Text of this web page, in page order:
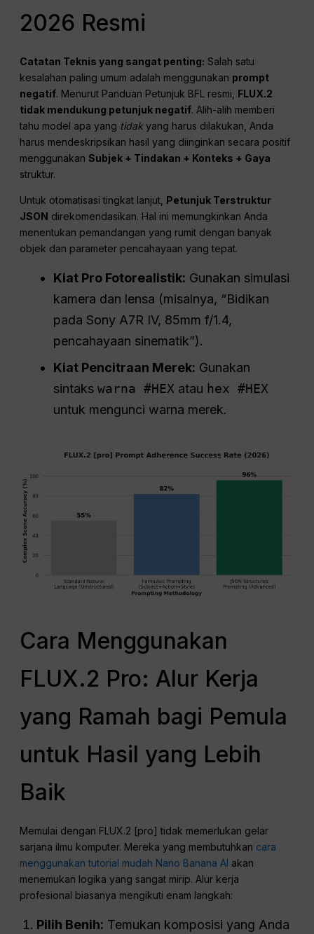
2026 Resmi
Catatan Teknis yang sangat penting: Salah satu
kesalahan paling umum adalah menggunakan prompt
negatif. Menurut Panduan Petunjuk BFL resmi, FLUX.2
tidak mendukung petunjuk negatif. Alih-alih memberi
tahu model apa yang tidakyang harus dilakukan, Anda
harus mendeskripsikan hasil yang diinginkan secara positif
menggunakanSubjek + Tindakan + Konteks + Gaya
struktur.
Untuk otomatisasi tingkat lanjut, Petunjuk Terstruktur
JSON direkomendasikan. Hal ini memungkinkan Anda
menentukan pemandangan yang rumit dengan banyak
objek dan parameter pencahayaan yang tepat.
Kiat Pro Fotorealistik: Gunakan simulasi
kamera dan lensa (misalnya, “Bidikan
pada Sony A7R IV, 85mm f/1.4,
pencahayaan sinematik”).
Kiat Pencitraan Merek: Gunakan
sintakswarna #HEX atau hex #HEX
untuk mengunci warna merek.
Cara Menggunakan
FLUX.2 Pro: Alur Kerja
yang Ramah bagi Pemula
untuk Hasil yang Lebih
Baik
Memulai dengan FLUX.2 [pro] tidak memerlukan gelar
sarjana ilmu komputer. Mereka yang membutuhkan cara
menggunakan tutorial mudah Nano Banana AI akan
menemukan logika yang sangat mirip. Alur kerja
profesional biasanya mengikuti enam langkah:
Pilih Benih: Temukan komposisi yang Anda